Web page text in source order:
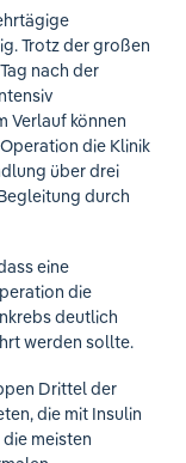
Trotz der großen
nach der
Verlauf können
die Klinik
über drei
durch
eine
die
deutlich
werden sollte.
Drittel der
die mit Insulin
meisten